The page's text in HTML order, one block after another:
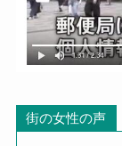
街の女性の声